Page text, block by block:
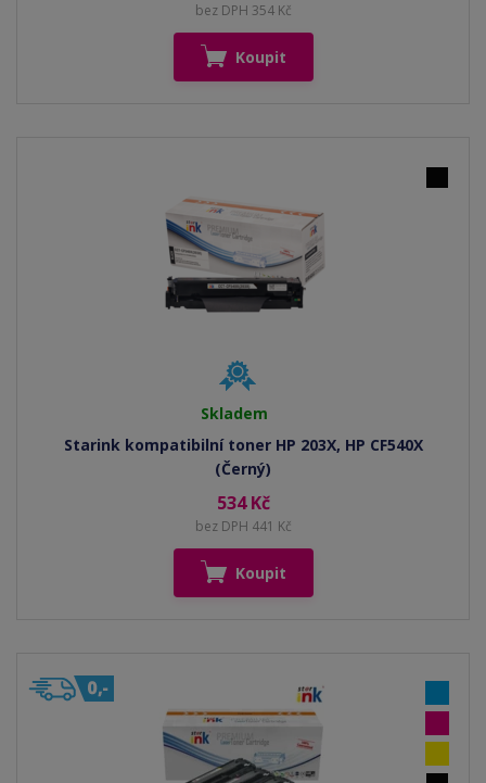
bez DPH 354 Kč
Koupit
Skladem
Starink kompatibilní toner HP 203X, HP CF540X
(Černý)
534 Kč
bez DPH 441 Kč
Koupit